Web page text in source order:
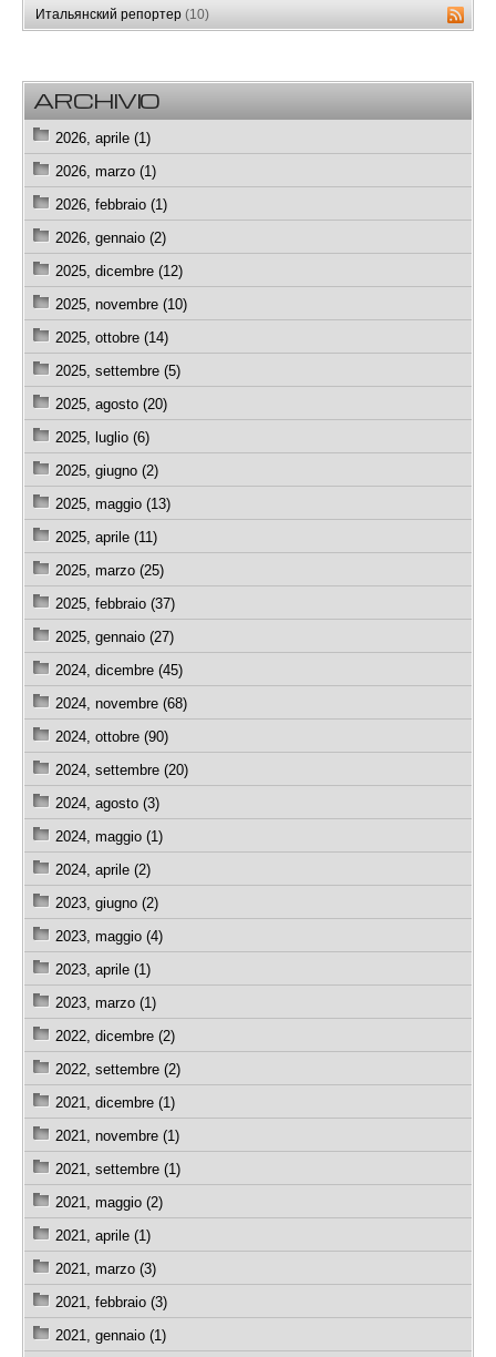
Итальянский репортер (10)
ARCHIVIO
2026, aprile (1)
2026, marzo (1)
2026, febbraio (1)
2026, gennaio (2)
2025, dicembre (12)
2025, novembre (10)
2025, ottobre (14)
2025, settembre (5)
2025, agosto (20)
2025, luglio (6)
2025, giugno (2)
2025, maggio (13)
2025, aprile (11)
2025, marzo (25)
2025, febbraio (37)
2025, gennaio (27)
2024, dicembre (45)
2024, novembre (68)
2024, ottobre (90)
2024, settembre (20)
2024, agosto (3)
2024, maggio (1)
2024, aprile (2)
2023, giugno (2)
2023, maggio (4)
2023, aprile (1)
2023, marzo (1)
2022, dicembre (2)
2022, settembre (2)
2021, dicembre (1)
2021, novembre (1)
2021, settembre (1)
2021, maggio (2)
2021, aprile (1)
2021, marzo (3)
2021, febbraio (3)
2021, gennaio (1)